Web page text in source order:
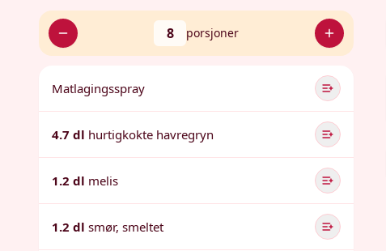
8 porsjoner
Matlagingsspray
4.7 dl hurtigkokte havregryn
1.2 dl melis
1.2 dl smør, smeltet